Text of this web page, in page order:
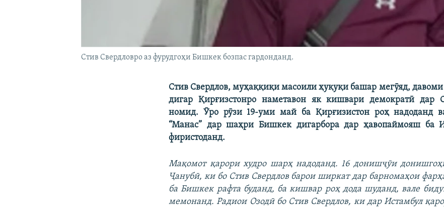
Стив Свердловро аз фурудгоҳи Бишкек бозпас гардонданд.
Стив Свердлов, муҳаққиқи масоили ҳуқуқи башар мегӯяд,
дигар Қирғизстонро наметавон як кишвари демократӣ дар
номид. Ӯро рӯзи 19-уми май ба Қирғизистон роҳ надоданд
“Манас” дар шаҳри Бишкек дигарбора дар ҳавопаймояш ба
фиристоданд.
Мақомот қарори худро шарҳ надоданд. 16 донишҷӯи
Ҷанубӣ, ки бо Стив Свердлов барои ширкат дар барномаҳои
ба Бишкек рафта буданд, ба кишвар роҳ дода шуданд, вале
мемонанд. Радиои Озодӣ бо Стив Свердлов, ки дар Истамбул